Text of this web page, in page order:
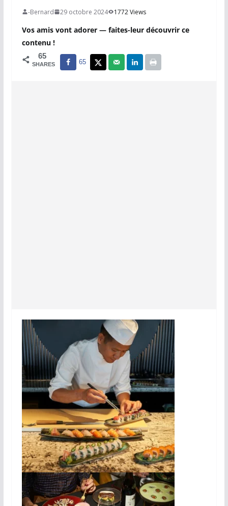
-Bernard 29 octobre 2024 1772 Views
Vos amis vont adorer — faites-leur découvrir ce
contenu !
65
SHARES 65